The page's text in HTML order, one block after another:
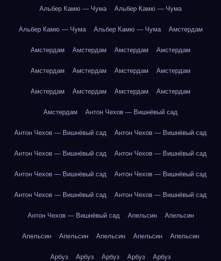
Альбер Камю — Чума Альбер Камю — Чума
Альбер Камю — Чума Альбер Камю — Чума Амстердам
Амстердам Амстердам Амстердам Амстердам
Амстердам Амстердам Амстердам Амстердам
Амстердам Амстердам Амстердам Амстердам
Амстердам Антон Чехов — Вишнёвый сад
Антон Чехов — Вишнёвый сад Антон Чехов — Вишнёвый сад
Антон Чехов — Вишнёвый сад Антон Чехов — Вишнёвый сад
Антон Чехов — Вишнёвый сад Антон Чехов — Вишнёвый сад
Антон Чехов — Вишнёвый сад Антон Чехов — Вишнёвый сад
Антон Чехов — Вишнёвый сад Апельсин Апельсин
Апельсин Апельсин Апельсин Апельсин Апельсин
Арбуз Арбуз Арбуз Арбуз Арбуз